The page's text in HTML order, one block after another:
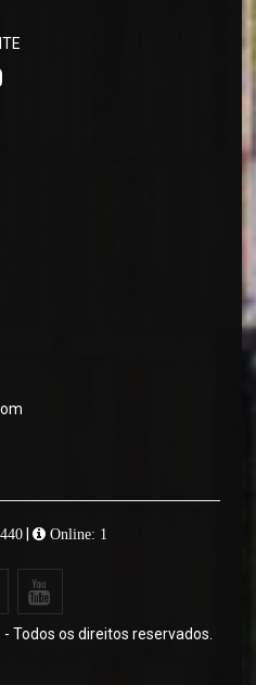
| Online: 1
- Todos os direitos reservados.